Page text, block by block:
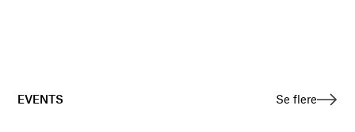
EVENTS Se flere